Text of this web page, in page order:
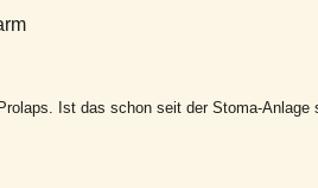
Ist das schon seit der Stoma-